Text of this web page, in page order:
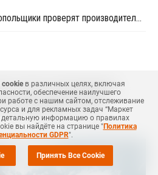
Южнокорейские антимонопольщики проверят производителей ПВХ на предмет картельного сговора
рекордную
бамперов Lada
в различных целях, включая
обеспечение наилучшего
работе с нашим сайтом, отслеживание
и для рекламных задач “Маркет
детальную информацию о правилах
вы найдёте на странице "Политика
GDPR".
Принять Все Cookie